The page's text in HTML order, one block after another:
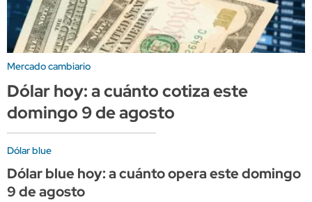
Mercado cambiario
Dólar hoy: a cuánto cotiza este
domingo 9 de agosto
Dólar blue
Dólar blue hoy: a cuánto opera este domingo
9 de agosto